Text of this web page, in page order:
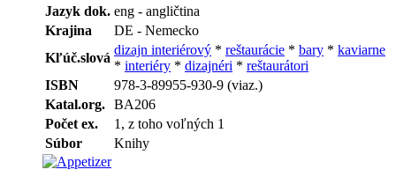
Jazyk dok. eng - angličtina
Krajina
DE - Nemecko
Kľúč.slová
dizajn interiérový * reštaurácie * bary * kaviarne
* interiéry * dizajnéri * reštaurátori
ISBN
978-3-89955-930-9 (viaz.)
Katal.org. BA206
Počet ex.
1, z toho voľných 1
Súbor
Knihy